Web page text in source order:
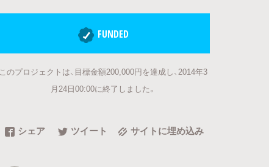
FUNDED
このプロジェクトは、目標金額200,000円を達成し、2014年3
月24日00:00に終了しました。
シェア ツイート サイトに埋め込み